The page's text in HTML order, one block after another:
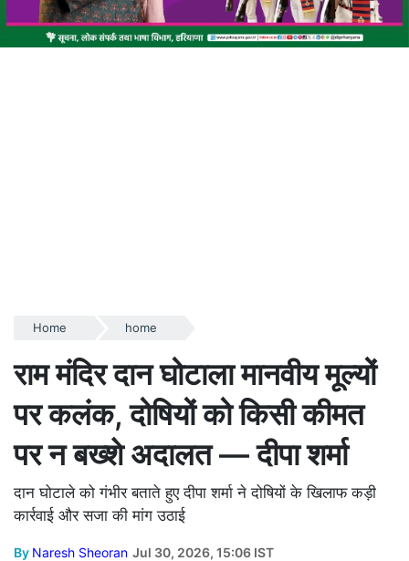
Home home
राम मंदिर दान घोटाला मानवीय मूल्यों
पर कलंक, दोषियों को किसी कीमत
पर न बख्शे अदालत — दीपा शर्मा
दान घोटाले को गंभीर बताते हुए दीपा शर्मा ने दोषियों के खिलाफ कड़ी
कार्रवाई और सजा की मांग उठाई
By Naresh Sheoran Jul 30, 2026, 15:06 IST